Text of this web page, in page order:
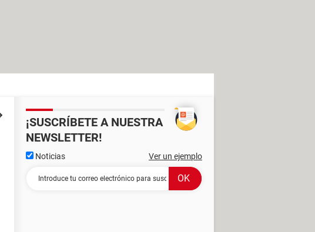
¡SUSCRÍBETE A NUESTRA
NEWSLETTER!
Noticias Ver un ejemplo